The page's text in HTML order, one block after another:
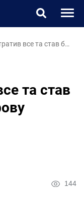
Зірка НХЛ втратив все та став банкрутом через ігрову залежність
та став
144